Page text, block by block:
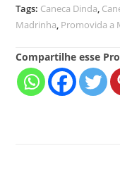
Tags: Caneca Dinda,
Madrinha, Promovida a
Compartilhe esse